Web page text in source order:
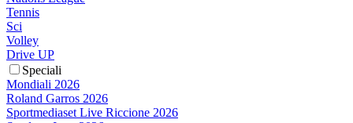
Tennis
Sci
Volley
Drive UP
Speciali
Mondiali 2026
Roland Garros 2026
Sportmediaset Live Riccione 2026